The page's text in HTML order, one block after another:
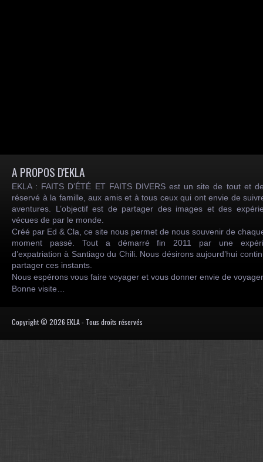
A PROPOS D'EKLA
EKLA : FAITS D’ÉTÉ ET FAITS DIVERS est un site de tout et
réservé à la famille, aux amis et à tous ceux qui ont envie de
aventures. L’objectif est de partager des images et des
vécues de par le monde.
Créé par Ed & Cla, ce site nous permet de nous souvenir de
moment passé. Tout a démarré fin 2011 par une
d’expatriation à Santiago du Chili. Nous désirons aujourd’hui
partager ces instants.
Nous espérons vous faire voyager et vous donner envie de
Bonne visite…
Copyright © 2026 EKLA - Tous droits réservés